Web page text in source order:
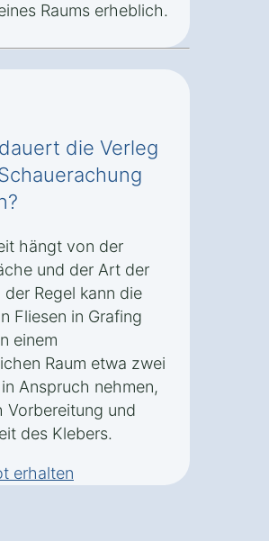
Raums erheblich.
die Verleg
hängt von der
und der Art der
der Regel kann die
Fliesen in Grafing
einem
Raum etwa zwei
Anspruch nehmen,
Vorbereitung und
des Klebers.
erhalten